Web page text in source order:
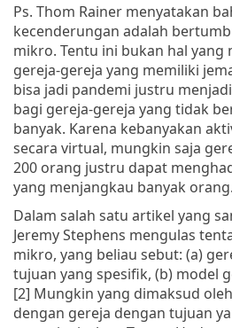
Ps. Thom Rainer menyatakan
kecenderungan adalah
mikro. Tentu ini bukan hal yang
gereja-gereja yang memiliki
bisa jadi pandemi justru
bagi gereja-gereja yang tidak
banyak. Karena kebanyakan
secara virtual, mungkin saja
200 orang justru dapat
yang menjangkau banyak orang.
Dalam salah satu artikel yang
Jeremy Stephens mengulas
mikro, yang beliau sebut: (a)
tujuan yang spesifik, (b) model
[2] Mungkin yang dimaksud
dengan gereja dengan tujuan